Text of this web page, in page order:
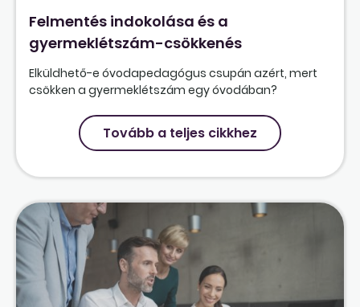
Felmentés indokolása és a
gyermeklétszám-csökkenés
Elküldhető-e óvodapedagógus csupán azért, mert
csökken a gyermeklétszám egy óvodában?
Tovább a teljes cikkhez